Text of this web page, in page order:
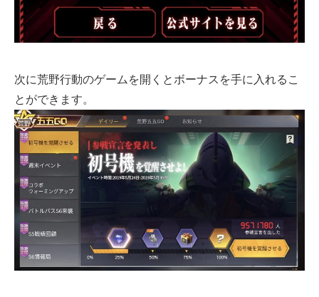
次に荒野行動のゲームを開くとボーナスを手に入れるこ
とができます。